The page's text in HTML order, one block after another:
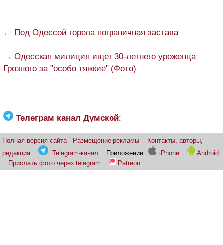
← Под Одессой горела пограничная застава
→ Одесская милиция ищет 30-летнего уроженца
Грозного за "особо тяжкие" (Фото)
Телеграм канал Думской:
Полная версия сайта Размещение рекламы
Контакты, авторы,
редакция
Telegram-канал Приложение: iPhone
Android
Прислать фото через telegram
Patreon